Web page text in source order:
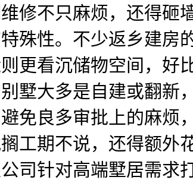
修不只麻烦，还得砸
殊性。不少返乡建房
更看沉储物空间，好
墅大多是自建或翻新
免良多审批上的麻烦
工期不说，还得额外
司针对高端墅居需求